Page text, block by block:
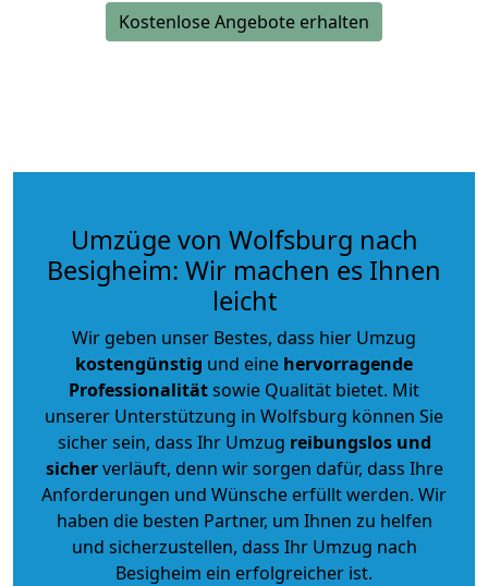
Kostenlose Angebote erhalten
Umzüge von Wolfsburg nach
Besigheim: Wir machen es Ihnen
leicht
Wir geben unser Bestes, dass hier Umzug
kostengünstig und eine hervorragende
Professionalitätsowie Qualität bietet. Mit
unserer Unterstützung in Wolfsburg können Sie
sicher sein, dass Ihr Umzug reibungslos und
sicherverläuft, denn wir sorgen dafür, dass Ihre
Anforderungen und Wünsche erfüllt werden. Wir
haben die besten Partner, um Ihnen zu helfen
und sicherzustellen, dass Ihr Umzug nach
Besigheim ein erfolgreicher ist.